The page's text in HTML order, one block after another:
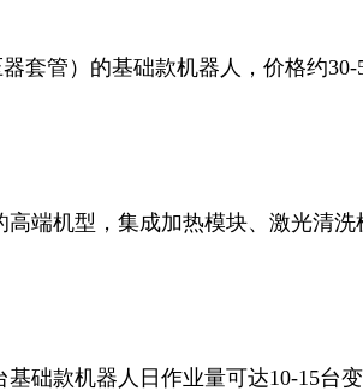
套管）的基础款机器人，价格约
端机型，集成加热模块、激光清
础款机器人日作业量可达10-15台